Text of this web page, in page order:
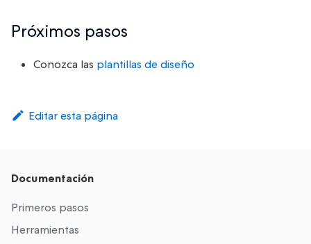
Próximos pasos
Conozca las plantillas de diseño
Editar esta página
Documentación
Primeros pasos
Herramientas